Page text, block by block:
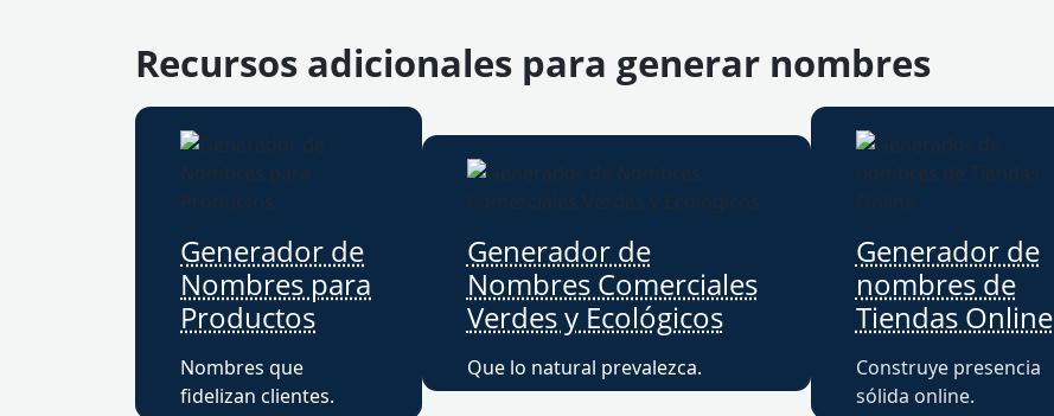
Recursos adicionales para generar nombres
Generador de
Nombres para
Productos
Nombres que
fidelizan clientes.
Generador de
Nombres Comerciales
Verdes y Ecológicos
Que lo natural prevalezca.
Generador de
nombres de
Tiendas Online
Construye presencia
sólida online.